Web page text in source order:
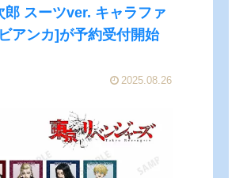
スーツver. キャラファ
アンカ]が予約受付開始
2025.08.26